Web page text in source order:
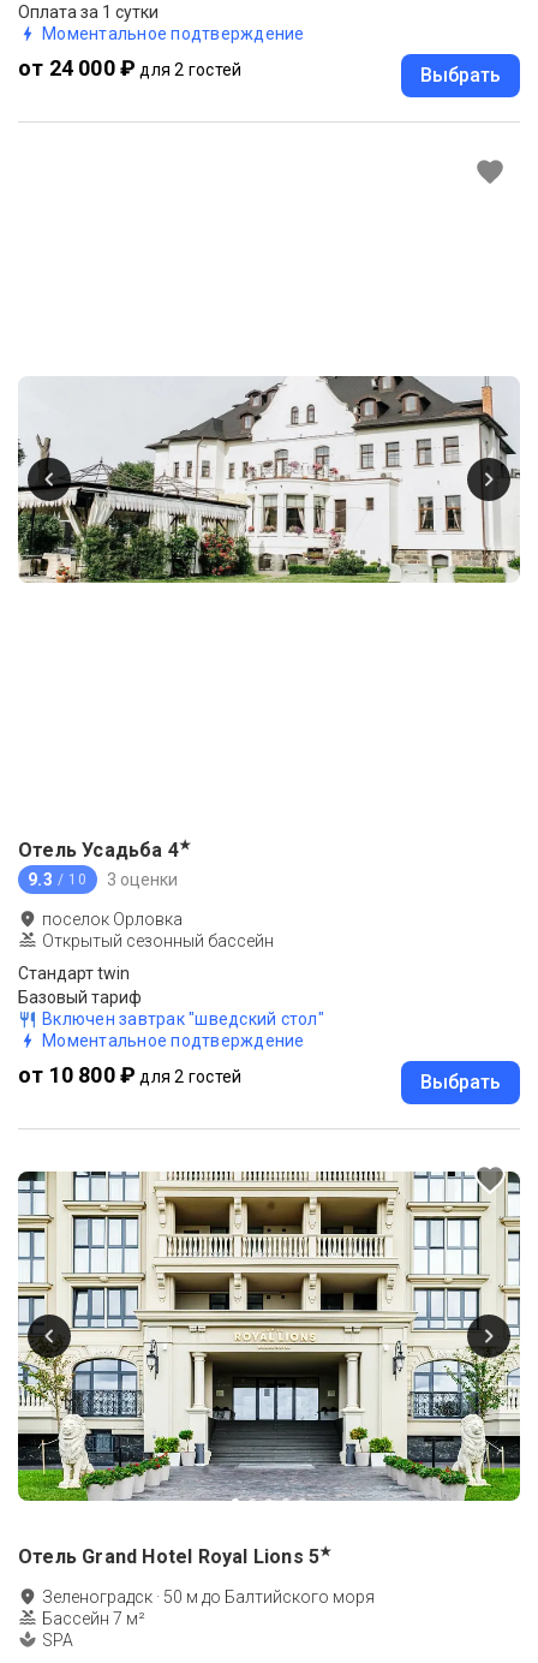
Оплата за 1 сутки
Моментальное подтверждение
от 24 000 ₽ для 2 гостей Выбрать
Отель Усадьба 4★
9.3 / 10 3 оценки
поселок Орловка
Открытый сезонный бассейн
Стандарт twin
Базовый тариф
Включен завтрак "шведский стол"
Моментальное подтверждение
от 10 800 ₽ для 2 гостей Выбрать
Отель Grand Hotel Royal Lions 5★
Зеленоградск · 50 м до Балтийского моря
Бассейн 7 м²
SPA